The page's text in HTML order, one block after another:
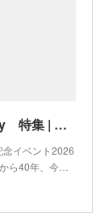
スケバン刑事 HDリマスター版 Blu-ray 特集 | 東映ビデオオフィシャルサイト
イベント2026
ら40年、今…